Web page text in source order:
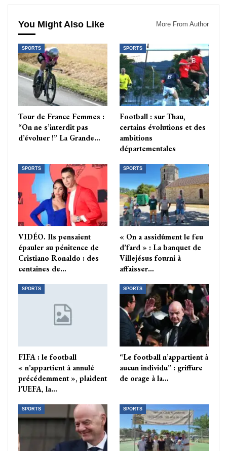
You Might Also Like More From Author
SPORTS
Tour de France Femmes :
“On ne s’interdit pas
d’évoluer !” La Grande…
SPORTS
Football : sur Thau,
certains évolutions et des
ambitions
départementales
SPORTS
VIDÉO. Ils pensaient
épauler au pénitence de
Cristiano Ronaldo : des
centaines de…
SPORTS
« On a assidûment le feu
d’fard » : La banquet de
Villejésus fourni à
affaisser…
SPORTS
FIFA : le football
« n’appartient à annulé
précédemment », plaident
l’UEFA, la…
SPORTS
“Le football n’appartient à
aucun individu” : griffure
de orage à la…
SPORTS SPORTS